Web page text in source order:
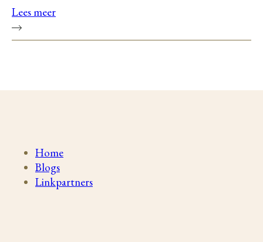
Lees meer
Home
Blogs
Linkpartners